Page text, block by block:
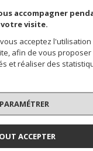
accompagner
votre visite.
acceptez l'utilisation
afin de vous proposer
et réaliser des
PARAMÉTRER
ACCEPTER